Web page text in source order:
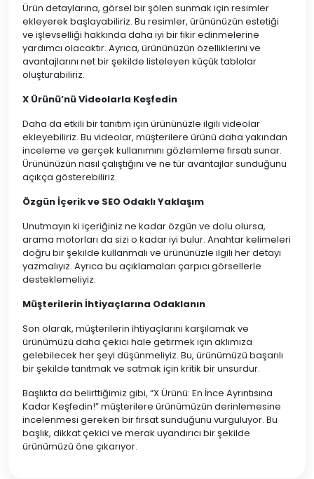
Ürün detaylarına, görsel bir şölen sunmak için resimler
ekleyerek başlayabiliriz. Bu resimler, ürününüzün estetiği
ve işlevselliği hakkında daha iyi bir fikir edinmelerine
yardımcı olacaktır. Ayrıca, ürününüzün özelliklerini ve
avantajlarını net bir şekilde listeleyen küçük tablolar
oluşturabiliriz.
X Ürünü’nü Videolarla Keşfedin
Daha da etkili bir tanıtım için ürününüzle ilgili videolar
ekleyebiliriz. Bu videolar, müşterilere ürünü daha yakından
inceleme ve gerçek kullanımını gözlemleme fırsatı sunar.
Ürününüzün nasıl çalıştığını ve ne tür avantajlar sunduğunu
açıkça gösterebiliriz.
Özgün İçerik ve SEO Odaklı Yaklaşım
Unutmayın ki içeriğiniz ne kadar özgün ve dolu olursa,
arama motorları da sizi o kadar iyi bulur. Anahtar kelimeleri
doğru bir şekilde kullanmalı ve ürününüzle ilgili her detayı
yazmalıyız. Ayrıca bu açıklamaları çarpıcı görsellerle
desteklemeliyiz.
Müşterilerin İhtiyaçlarına Odaklanın
Son olarak, müşterilerin ihtiyaçlarını karşılamak ve
ürünümüzü daha çekici hale getirmek için aklımıza
gelebilecek her şeyi düşünmeliyiz. Bu, ürünümüzü başarılı
bir şekilde tanıtmak ve satmak için kritik bir unsurdur.
Başlıkta da belirttiğimiz gibi, “X Ürünü: En İnce Ayrıntısına
Kadar Keşfedin!” müşterilere ürünümüzün derinlemesine
incelenmesi gereken bir fırsat sunduğunu vurguluyor. Bu
başlık, dikkat çekici ve merak uyandırıcı bir şekilde
ürünümüzü öne çıkarıyor.